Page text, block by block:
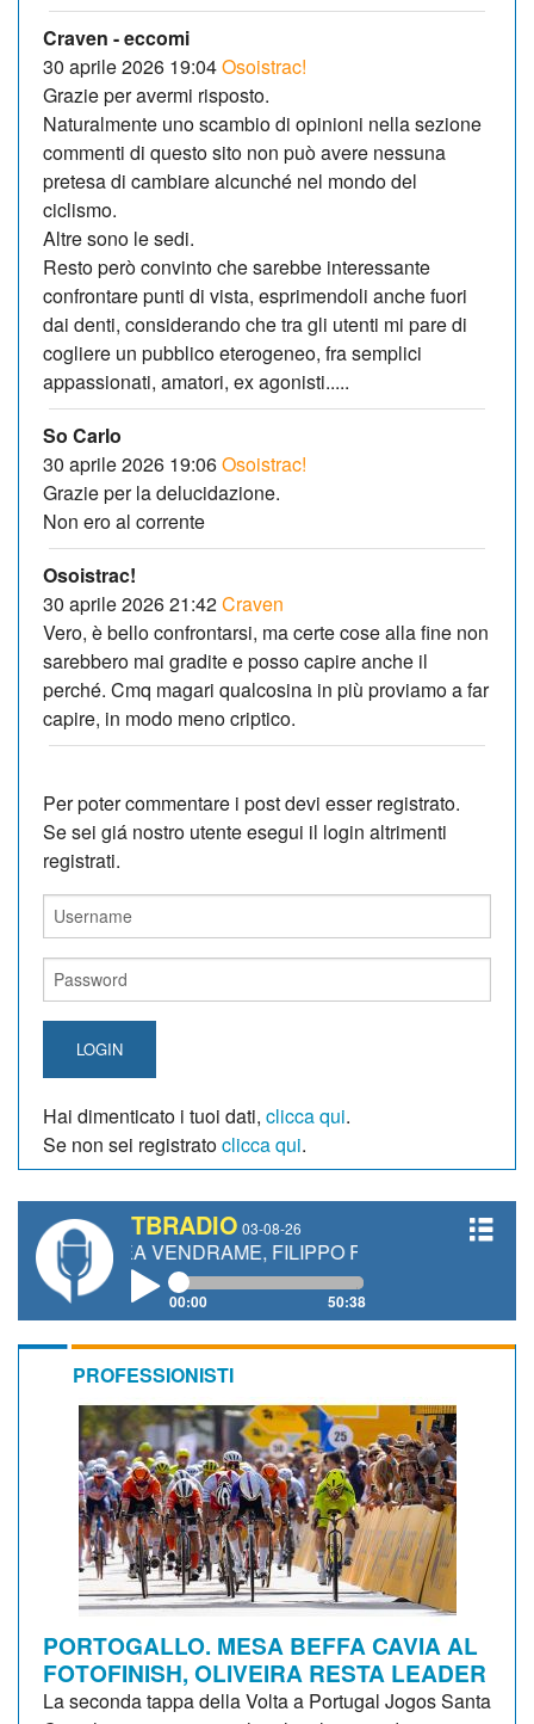
Craven - eccomi
30 aprile 2026 19:04Osoistrac!
Grazie per avermi risposto.
Naturalmente uno scambio di opinioni nella sezione
commenti di questo sito non può avere nessuna
pretesa di cambiare alcunché nel mondo del
ciclismo.
Altre sono le sedi.
Resto però convinto che sarebbe interessante
confrontare punti di vista, esprimendoli anche fuori
dai denti, considerando che tra gli utenti mi pare di
cogliere un pubblico eterogeneo, fra semplici
appassionati, amatori, ex agonisti.....
So Carlo
30 aprile 2026 19:06Osoistrac!
Grazie per la delucidazione.
Non ero al corrente
Osoistrac!
30 aprile 2026 21:42Craven
Vero, è bello confrontarsi, ma certe cose alla fine non
sarebbero mai gradite e posso capire anche il
perché. Cmq magari qualcosina in più proviamo a far
capire, in modo meno criptico.
Per poter commentare i post devi esser registrato.
Se sei giá nostro utente esegui il login altrimenti
registrati.
LOGIN
Hai dimenticato i tuoi dati, clicca qui.
Se non sei registratoclicca qui.
TBRADIO 03-08-26
VENDRAME, FILIPPO FIORELLI
00:00 50:38
PROFESSIONISTI
PORTOGALLO. MESA BEFFA CAVIA AL
FOTOFINISH, OLIVEIRA RESTA LEADER
La seconda tappa della Volta a Portugal Jogos Santa